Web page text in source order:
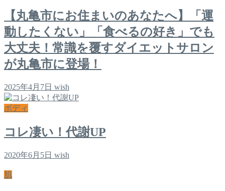
【丸亀市にお住まいのあなたへ】「運
動したくない」「食べるの好き」でも
大丈夫！常識を覆すダイエットサロン
が丸亀市に登場！
2025年4月7日 wish
ボディ
コレ凄い！代謝UP
2020年6月5日 wish
肌